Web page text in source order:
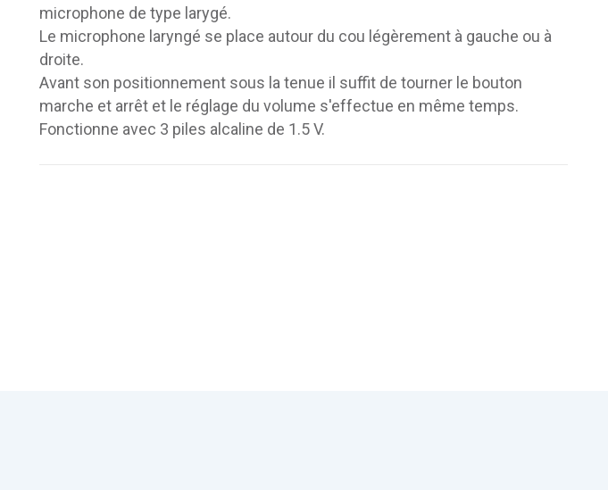
microphone de type larygé.
Le microphone laryngé se place autour du cou légèrement à gauche ou à
droite.
Avant son positionnement sous la tenue il suffit de tourner le bouton
marche et arrêt et le réglage du volume s'effectue en même temps.
Fonctionne avec 3 piles alcaline de 1.5 V.